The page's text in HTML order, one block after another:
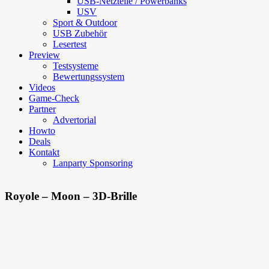
USV
Sport & Outdoor
USB Zubehör
Lesertest
Preview
Testsysteme
Bewertungssystem
Videos
Game-Check
Partner
Advertorial
Howto
Deals
Kontakt
Lanparty Sponsoring
Royole – Moon – 3D-Brille